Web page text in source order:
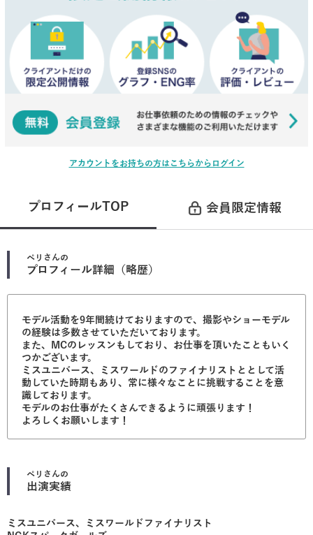
アカウントをお持ちの方はこちらからログイン
プロフィールTOP 会員限定情報
ペリ さんの
プロフィール詳細（略歴）
モデル活動を9年間続けておりますので、撮影やショーモデル
の経験は多数させていただいております。
また、MCのレッスンもしており、お仕事を頂いたこともいく
つかございます。
ミスユニバース、ミスワールドのファイナリストととして活
動していた時期もあり、常に様々なことに挑戦することを意
識しております。
モデルのお仕事がたくさんできるように頑張ります！
よろしくお願いします！
ペリ さんの
出演実績
ミスユニバース、ミスワールドファイナリスト